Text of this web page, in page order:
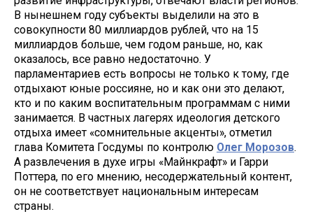
В нынешнем году субъекты выделили на это в
совокупности 80 миллиардов рублей, что на 15
миллиардов больше, чем годом раньше, но, как
оказалось, все равно недостаточно. У
парламентариев есть вопросы не только к тому, где
отдыхают юные россияне, но и как они это делают,
кто и по каким воспитательным программам с ними
занимается. В частных лагерях идеология детского
отдыха имеет «сомнительные акценты», отметил
глава Комитета Госдумы по контролю Олег Морозов.
А развлечения в духе игры «Майнкрафт» и Гарри
Поттера, по его мнению, несодержательный контент,
он не соответствует национальным интересам
страны.